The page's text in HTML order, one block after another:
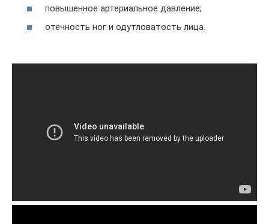
повышенное артериальное давление;
отечность ног и одутловатость лица.